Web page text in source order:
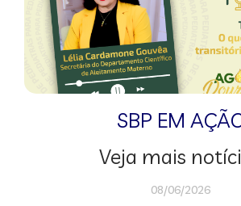
SBP EM
Veja mais
08/06/2026